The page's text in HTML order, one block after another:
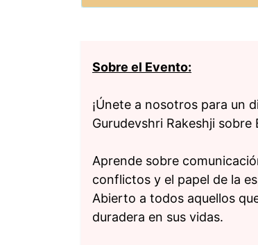
Sobre el Evento:
¡Únete a nosotros para un
Gurudevshri Rakeshji sobre
Aprende sobre
conflictos y el papel de la
Abierto a todos aquellos
duradera en sus vidas.